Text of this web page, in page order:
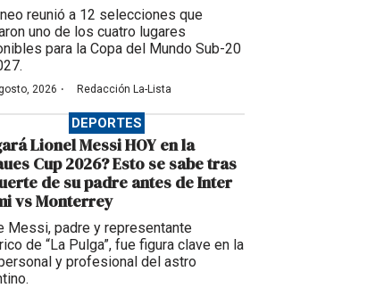
reunió a 12 selecciones que
uno de los cuatro lugares
para la Copa del Mundo Sub-20
2026 · Redacción La-Lista
DEPORTES
Lionel Messi HOY en la
Cup 2026? Esto se sabe tras
de su padre antes de Inter
vs Monterrey
Messi, padre y representante
de “La Pulga”, fue figura clave en la
y profesional del astro